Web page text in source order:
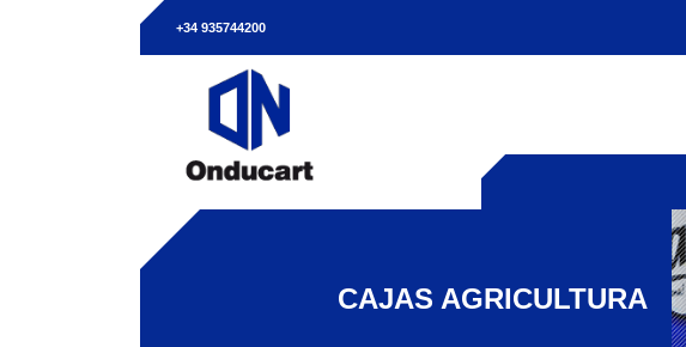
+34 935744200
CAJAS AGRICULTURA